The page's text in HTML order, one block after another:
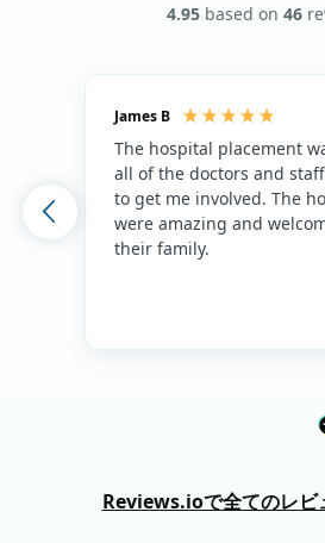
4.95 based on 46
James B
The hospital placement
all of the doctors and
to get me involved. The
were amazing and
their family.
Reviews.ioで全てのレビ